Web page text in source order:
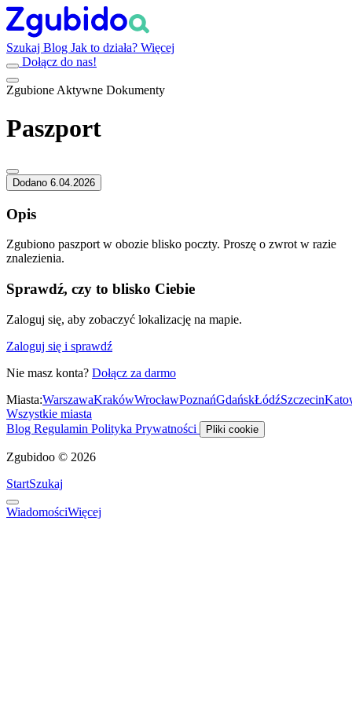
Szukaj Blog Jak to działa? Więcej
Dołącz do nas!
Zgubione Aktywne Dokumenty
Paszport
Dodano 6.04.2026
Opis
Zgubiono paszport w obozie blisko poczty. Proszę o zwrot w razie
znalezienia.
Sprawdź, czy to blisko Ciebie
Zaloguj się, aby zobaczyć lokalizację na mapie.
Zaloguj się i sprawdź
Nie masz konta? Dołącz za darmo
Miasta:WarszawaKrakówWrocławPoznańGdańskŁódźSzczecin
Wszystkie miasta
Blog Regulamin Polityka Prywatności Pliki cookie
Zgubidoo © 2026
StartSzukaj
WiadomościWięcej